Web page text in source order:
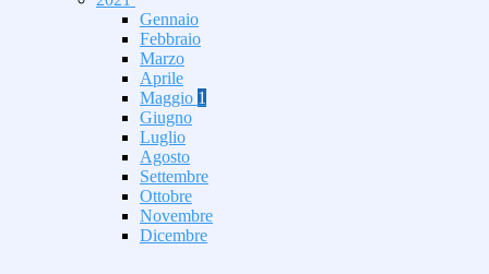
Gennaio
Febbraio
Marzo
Aprile
Maggio 1
Giugno
Luglio
Agosto
Settembre
Ottobre
Novembre
Dicembre